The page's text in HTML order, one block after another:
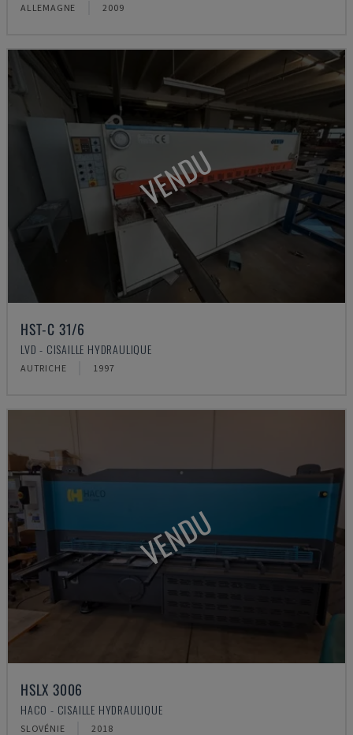
ALLEMAGNE 2009
VENDU
HST-C 31/6
LVD - CISAILLE HYDRAULIQUE
AUTRICHE 1997
VENDU
HSLX 3006
HACO - CISAILLE HYDRAULIQUE
SLOVÉNIE 2018